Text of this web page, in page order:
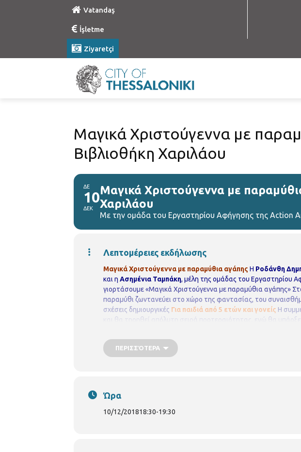
Vatandaş
İşletme
Ziyaretçi
Μαγικά Χριστούγεννα με
Βιβλιοθήκη Χαριλάου
ΔΕ
10
ΔΕΚ
Μαγικά Χριστούγεννα με
Χαριλάου
Με την ομάδα του Εργαστηρίου Αφήγησης της Action
Λεπτομέρειες εκδήλωσης
Μαγικά Χριστούγεννα με παραμύθια αγάπης Η Ροδάνθη
και η Ασημένια Ταμπάκη, μέλη της ομάδας του Εργαστηρίου
γιορτάσουμε «Μαγικά Χριστούγεννα με παραμύθια αγάπης»
παραμύθι ζωντανεύει στο χώρο της φαντασίας, του
σχέσεις δημιουργικές Για παιδιά από 5 ετών και γονείς Η
και θα τηρηθεί απόλυτη σειρά προτεραιότητας, ενώ θα
https://www.facebook.com/perifereiakivivliothikixarilaou?ref=hl
ΠΕΡΙΣΣΌΤΕΡΑ
Ώρα
10/12/201818:30-19:30